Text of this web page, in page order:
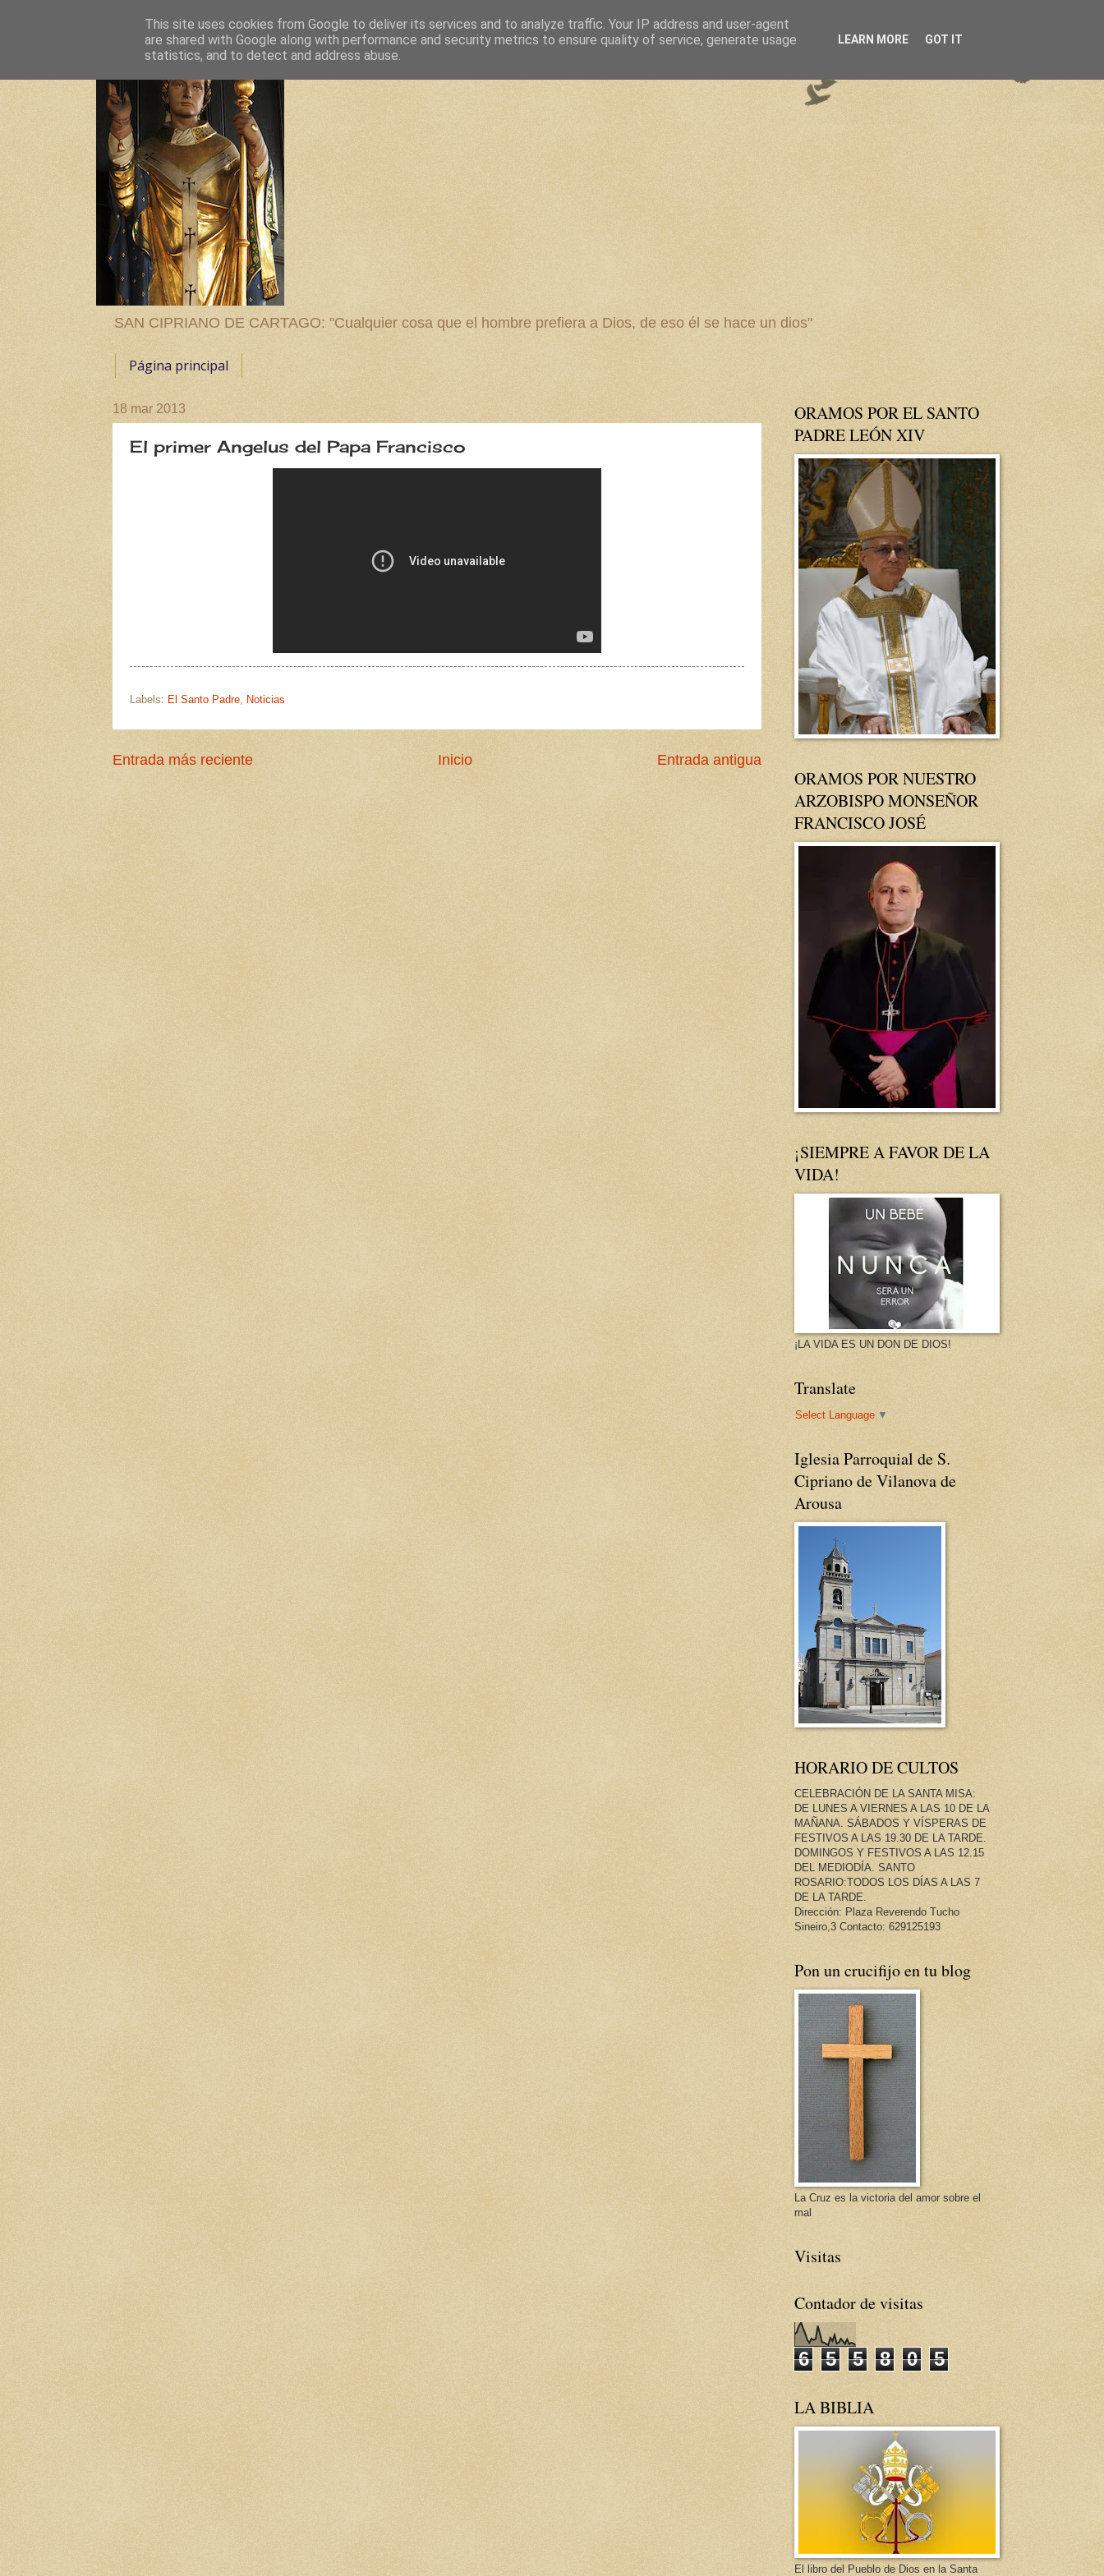
SAN CIPRIANO DE CARTAGO: "Cualquier cosa que el hombre prefiera a Dios, de eso él se hace un dios"
Página principal
18 mar 2013
El primer Angelus del Papa Francisco
Labels: El Santo Padre Noticias
Entrada más reciente Entrada antigua
Inicio
ORAMOS POR EL SANTO
PADRE LEÓN XIV
ORAMOS POR NUESTRO
ARZOBISPO MONSEÑOR
FRANCISCO JOSÉ
¡SIEMPRE A FAVOR DE LA
VIDA!
¡LA VIDA ES UN DON DE DIOS!
Translate
Select Language ▼
Iglesia Parroquial de S.
Cipriano de Vilanova de
Arousa
HORARIO DE CULTOS
CELEBRACIÓN DE LA SANTA MISA:
DE LUNES A VIERNES A LAS 10 DE LA
MAÑANA. SÁBADOS Y VÍSPERAS DE
FESTIVOS A LAS 19.30 DE LA TARDE.
DOMINGOS Y FESTIVOS A LAS 12.15
DEL MEDIODÍA. SANTO
ROSARIO:TODOS LOS DÍAS A LAS 7
DE LA TARDE.
Dirección: Plaza Reverendo Tucho
Sineiro,3 Contacto: 629125193
Pon un crucifijo en tu blog
La Cruz es la victoria del amor sobre el
mal
Visitas
Contador de visitas
6 5 5 8 0 5
LA BIBLIA
El libro del Pueblo de Dios en la Santa
This site uses cookies from Google to deliver its services and to analyze traffic. Your IP address and user-agent
are shared with Google along with performance and security metrics to ensure quality of service, generate usage
statistics, and to detect and address abuse.
LEARN MORE GOT IT